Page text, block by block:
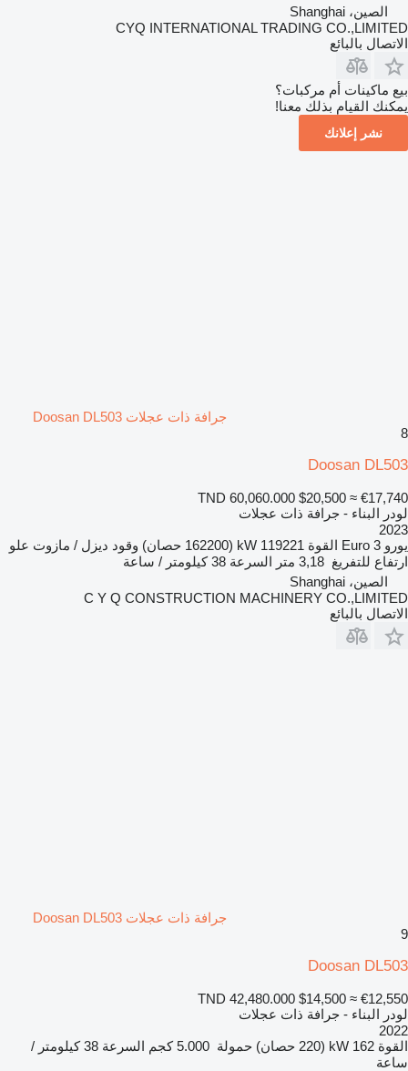
الصين، Shanghai
CYQ INTERNATIONAL TRADING CO.,LIMITED
الاتصال بالبائع
بيع ماكينات أم مركبات؟
يمكنك القيام بذلك معنا!
نشر إعلانك
جرافة ذات عجلات Doosan DL503
8
Doosan DL503
TND 60,060.000 $20,500 ≈ €17,740
لودر البناء - جرافة ذات عجلات
2023
يورو Euro 3 القوة 119221 kW (162200 حصان) وقود ديزل / مازوت علو
ارتفاع للتفريغ 3,18 متر السرعة 38 كيلومتر / ساعة
الصين، Shanghai
C Y Q CONSTRUCTION MACHINERY CO.,LIMITED
الاتصال بالبائع
جرافة ذات عجلات Doosan DL503
9
Doosan DL503
TND 42,480.000 $14,500 ≈ €12,550
لودر البناء - جرافة ذات عجلات
2022
القوة 162 kW (220 حصان) حمولة 5.000 كجم السرعة
38 كيلومتر /
ساعة